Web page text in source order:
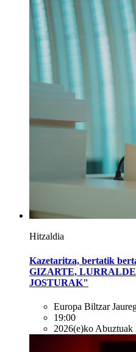
Hitzaldia
Kazetaritza, bertatik
GIZARTE,
JOSTURAK"
Europa Biltzar
19:00
2026(e)ko Abuztuak